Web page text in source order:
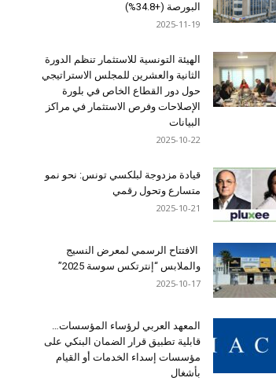
البورصة (+34.8%)
2025-11-19
الهيئة التونسية للاستثمار تنظم الدورة
الثانية والعشرين للمجلس الاستراتيجي
حول دور القطاع الخاص في بلورة
الإصلاحات وفرص الاستثمار في مراكز
البيانات
2025-10-22
قيادة مزدوجة لبلكسي تونس: نحو نمو
متسارع وتحول رقمي
2025-10-21
الافتتاح الرسمي لمعرض النسيج
والملابس “إنترتكس سوسة 2025”
2025-10-17
المعهد العربي لرؤساء المؤسسات…
قابلية تطبيق قرار الضمان البنكي على
مؤسسات إسداء الخدمات أو القيام
بأشغال